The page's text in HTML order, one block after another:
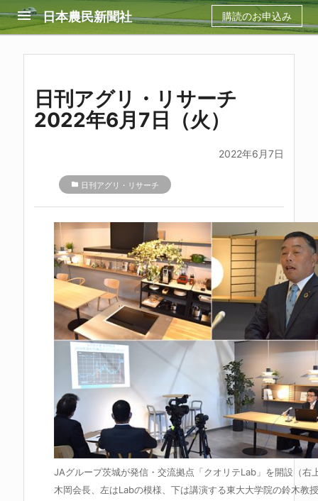
menu 日本農民新聞社 購読のお申込み
日刊アグリ・リサーチ
2022年6月7日（火）
2022年6月7日
folder 日刊アグリ・リサーチ
JAグループ茨城が発信・交流拠点「クオリテLab」を開設（右
木岡会長、左はLabの模様、下は講演する東大大学院の鈴木教